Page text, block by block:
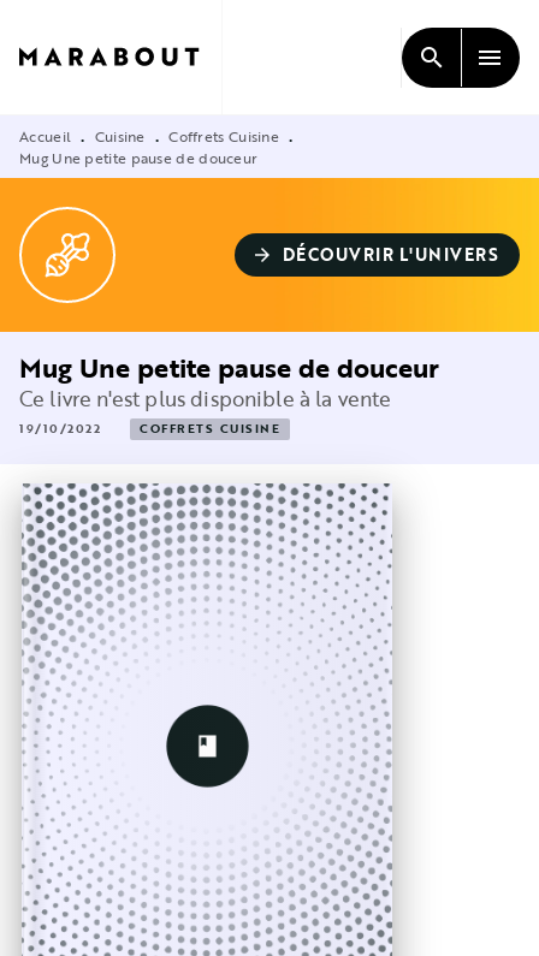
CONTENU
search menu
Accueil • Cuisine • Coffrets Cuisine •
Mug Une petite pause de douceur
arrow_forward DÉCOUVRIR L'UNIVERS
Mug Une petite pause de douceur
Ce livre n'est plus disponible à la vente
19/10/2022 COFFRETS CUISINE